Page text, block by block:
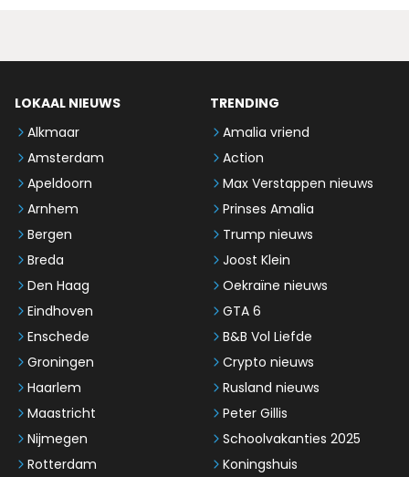
LOKAAL NIEUWS
Alkmaar
Amsterdam
Apeldoorn
Arnhem
Bergen
Breda
Den Haag
Eindhoven
Enschede
Groningen
Haarlem
Maastricht
Nijmegen
Rotterdam
TRENDING
Amalia vriend
Action
Max Verstappen nieuws
Prinses Amalia
Trump nieuws
Joost Klein
Oekraïne nieuws
GTA 6
B&B Vol Liefde
Crypto nieuws
Rusland nieuws
Peter Gillis
Schoolvakanties 2025
Koningshuis